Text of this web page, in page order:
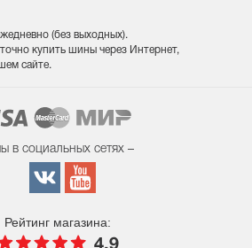
(без выходных).
купить шины через Интернет,
сайте.
в социальных сетях –
Рейтинг магазина: